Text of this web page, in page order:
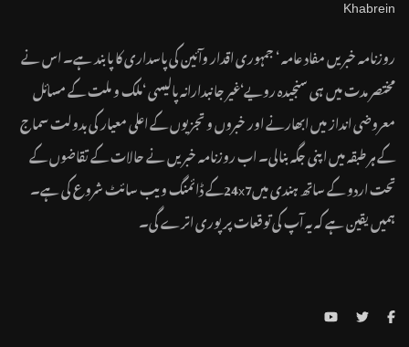
روزنامہ خبریں مفاد عامہ ‘ جمہوری اقدار وآئین کی پاسداری کا پابند ہے۔ اس نے
مختصر مدت میں ہی سنجیدہ رویے‘غیر جانبدارانہ پالیسی ‘ملک و ملت کے مسائل
معروضی انداز میں ابھارنے اور خبروں و تجزیوں کے اعلی معیار کی بدولت سماج
کے ہر طبقہ میں اپنی جگہ بنالی۔ اب روزنامہ خبریں نے حالات کے تقاضوں کے
تحت اردو کے ساتھ ہندی میں24x7کے ڈائمنگ ویب سائٹ شروع کی ہے۔
ہمیں یقین ہے کہ یہ آپ کی توقعات پر پوری اترے گی۔